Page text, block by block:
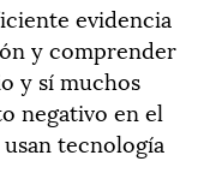
evidencia
y comprender
y sí muchos
negativo en el
tecnología